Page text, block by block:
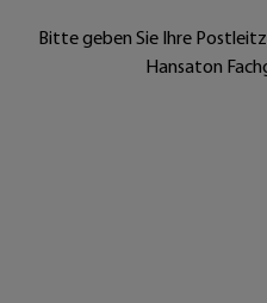
Bitte geben Sie Ihre
Hansaton